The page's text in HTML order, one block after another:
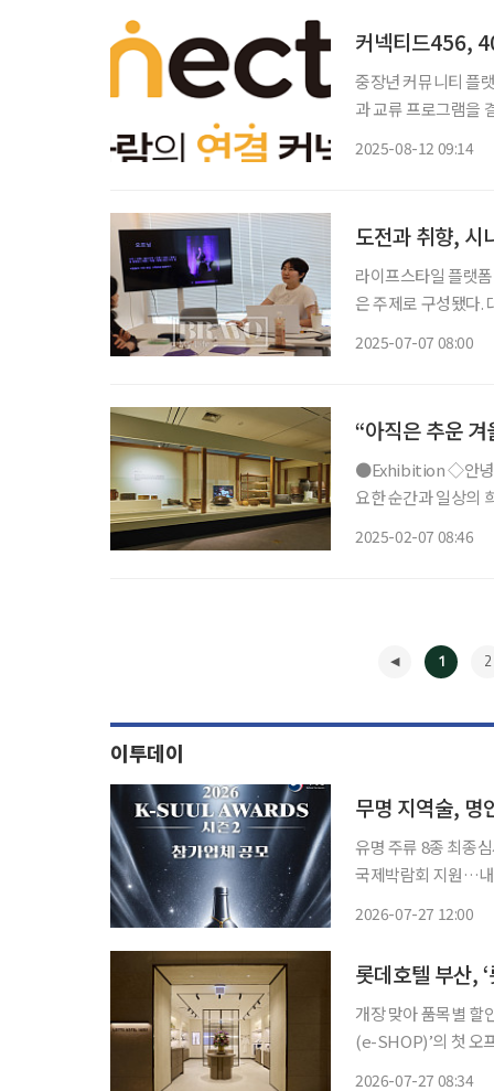
커넥티드456,
중장년 커뮤니티 플
과 교류 프로그램을 결합한 이벤트를 연다.
2025-08-12 09:14
도전과 취향, 시
라이프스타일 플랫
은 주제로 구성됐다.
2025-07-07 08:00
“아직은 추운
●Exhibition ◇안녕, K-술 일정 3월 3일까지 장소 인천광역시립박물관 술은 예부터 삶의 중
요한 순간과 일상의
2025-02-07 08:46
1 2
이투데이
무명 지역술, 명
유명 주류 8종 최종
국제박람회 지원…내달 14일까지 접수 대중에
2026-07-27 12:00
롯데호텔 부산,
개장 맞아 품목별 할인과 구매 고객 사
(e-SHOP)’의 첫 오
2026-07-27 08:34